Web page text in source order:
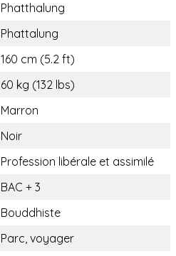
Phatthalung
Phattalung
160 cm (5.2 ft)
60 kg (132 lbs)
Marron
Noir
Profession libérale et assimilé
BAC + 3
Bouddhiste
Parc, voyager